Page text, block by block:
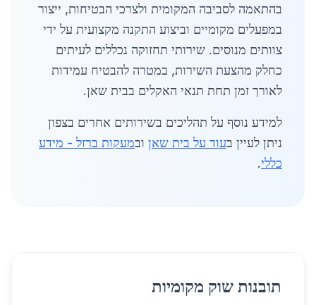
בהתאמה לסביבה המקומית ולצרכי הבטיחות, ייצור
במפעלים מקומיים וביצוע התקנה מקצועית על ידי
צוותים מנוסים. שירותי תחזוקה נכללים לעיתים
כחלק מהצעת השירות, במטרה להבטיח עמידות
לאורך זמן תחת תנאי האקלים בבית שאן.
למידע נוסף על תהליכים בשירותים אחרים בצפון
ניתן לעיין בעוד על בית שאן ובמעקות ברזל - מידע
כללי.
תובנות שוק מקומיות